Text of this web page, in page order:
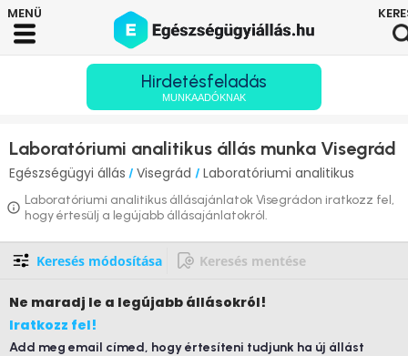
Hirdetésfeladás
MUNKAADÓKNAK
Laboratóriumi analitikus állás munka Visegrád
Egészségügyi állás / Visegrád / Laboratóriumi analitikus
Laboratóriumi analitikus állásajánlatok Visegrádon iratkozz fel,
hogy értesülj a legújabb állásajánlatokról.
Keresés módosítása Keresés mentése
Ne maradj le a legújabb állásokról!
Iratkozz fel!
Add meg email címed, hogy értesíteni tudjunk ha új állást